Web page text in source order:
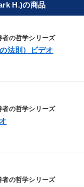
H.)の商品
の哲学シリーズ
法則）ビデオ
の哲学シリーズ
の哲学シリーズ